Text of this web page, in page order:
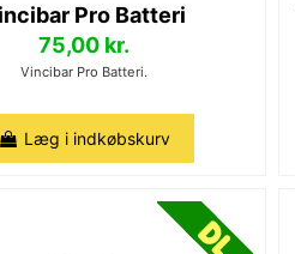
Pro Batteri
75,00 kr.
Vincibar Pro Batteri.
Læg i indkøbskurv